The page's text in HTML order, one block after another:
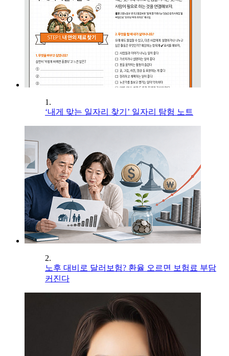
1.
‘내게 맞는 일자리 찾기’ 일자리 탐험 노트
2.
노후 대비로 달러보험? 환율 오르면 보험료 부담
커진다